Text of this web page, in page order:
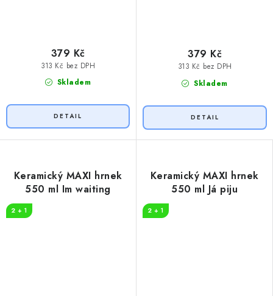
Skladem
313 Kč bez DPH
379 Kč
Skladem
313 Kč bez DPH
379 Kč
Keramický MAXI hrnek
550 ml Im waiting
2 + 1
Keramický MAXI hrnek
550 ml Já piju
2 + 1